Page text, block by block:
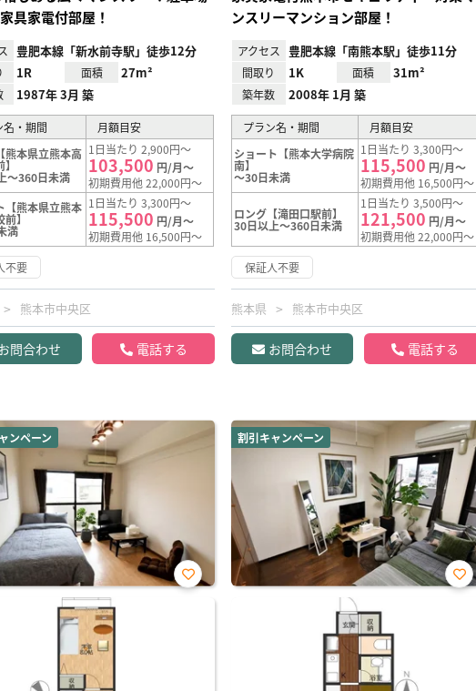
具家電付部屋！
豊肥本線「新水前寺駅」徒歩12分
1R 面積 27m²
1987年 3月 築
名・期間
月額目安
熊本県立熊本高
～360日未満
1日当たり 2,900円～
103,500 円/月～
初期費用他 22,000円～
【熊本県立熊本
】
満
1日当たり 3,300円～
115,500 円/月～
初期費用他 16,500円～
不要
熊本市中央区
問合わせ 電話する
ンスリーマンション部屋！
アクセス 豊肥本線「南熊本駅」徒歩11分
間取り 1K 面積 31m²
築年数 2008年 1月 築
プラン名・期間
月額目安
ショート【熊本大学病院
南】
～30日未満
1日当たり 3,300円～
115,500 円/月～
初期費用他 16,500円～
ロング【滝田口駅前】
30日以上～360日未満
1日当たり 3,500円～
121,500 円/月～
初期費用他 22,000円～
保証人不要
熊本県 熊本市中央区
お問合わせ 電話する
ンペーン
お気
割引キャンペーン
お気